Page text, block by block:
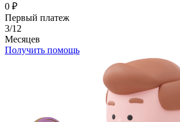
0 ₽
Первый платеж
3/12
Месяцев
Получить помощь